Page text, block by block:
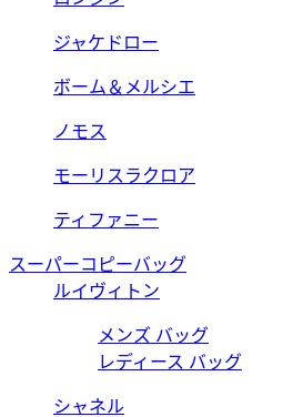
ジャケドロー
ボーム＆メルシエ
ノモス
モーリスラクロア
ティファニー
スーパーコピーバッグ
ルイヴィトン
メンズ バッグ
レディース バッグ
シャネル